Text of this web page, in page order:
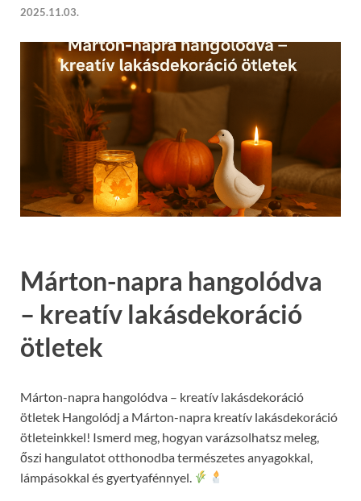
2025.11.03.
Márton-napra hangolódva
– kreatív lakásdekoráció
ötletek
Márton-napra hangolódva – kreatív lakásdekoráció
ötletek Hangolódj a Márton-napra kreatív lakásdekoráció
ötleteinkkel! Ismerd meg, hogyan varázsolhatsz meleg,
őszi hangulatot otthonodba természetes anyagokkal,
lámpásokkal és gyertyafénnyel.